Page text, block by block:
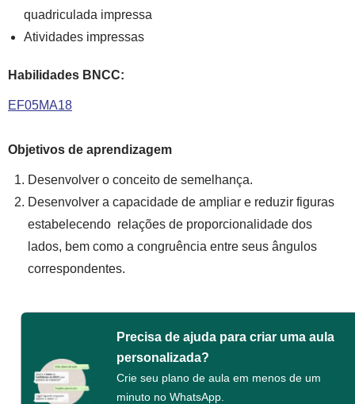
quadriculada impressa
Atividades impressas
Habilidades BNCC:
EF05MA18
Objetivos de aprendizagem
Desenvolver o conceito de semelhança.
Desenvolver a capacidade de ampliar e reduzir figuras
estabelecendo relações de proporcionalidade dos
lados, bem como a congruência entre seus ângulos
correspondentes.
Precisa de ajuda para criar uma aula
personalizada?
Crie seu plano de aula em menos de um
minuto no WhatsApp.